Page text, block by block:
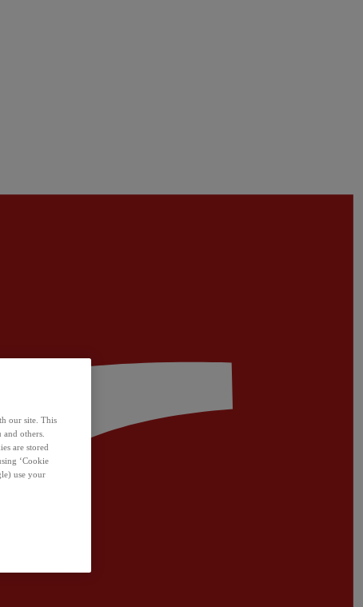
our site. This
others.
are stored
‘Cookie
use your